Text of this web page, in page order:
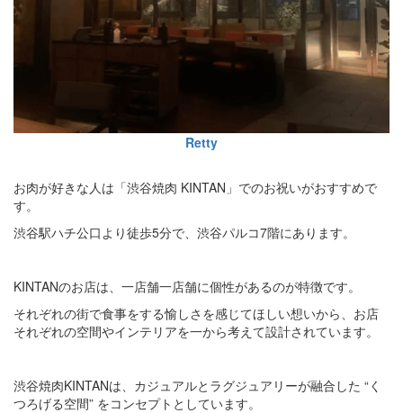
Retty
お肉が好きな人は「渋谷焼肉 KINTAN」でのお祝いがおすすめで
す。
渋谷駅ハチ公口より徒歩5分で、渋谷パルコ7階にあります。
KINTANのお店は、一店舗一店舗に個性があるのが特徴です。
それぞれの街で食事をする愉しさを感じてほしい想いから、お店
それぞれの空間やインテリアを一から考えて設計されています。
渋谷焼肉KINTANは、カジュアルとラグジュアリーが融合した “く
つろげる空間” をコンセプトとしています。